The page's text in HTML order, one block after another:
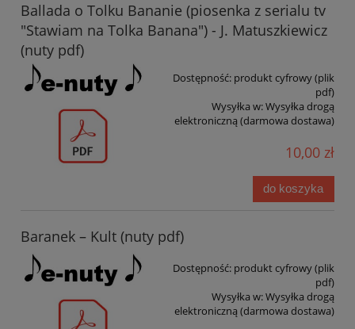
Ballada o Tolku Bananie (piosenka z serialu tv
"Stawiam na Tolka Banana") - J. Matuszkiewicz
(nuty pdf)
Dostępność: produkt cyfrowy (plik
pdf)
Wysyłka w:Wysyłka drogą
elektroniczną (darmowa dostawa)
10,00 zł
do koszyka
Baranek – Kult (nuty pdf)
Dostępność: produkt cyfrowy (plik
pdf)
Wysyłka w:Wysyłka drogą
elektroniczną (darmowa dostawa)